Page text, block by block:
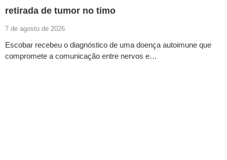
retirada de tumor no timo
7 de agosto de 2026
Escobar recebeu o diagnóstico de uma doença autoimune que
compromete a comunicação entre nervos e…